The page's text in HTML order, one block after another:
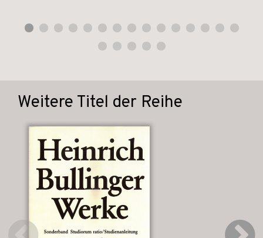
Weitere Titel der Reihe